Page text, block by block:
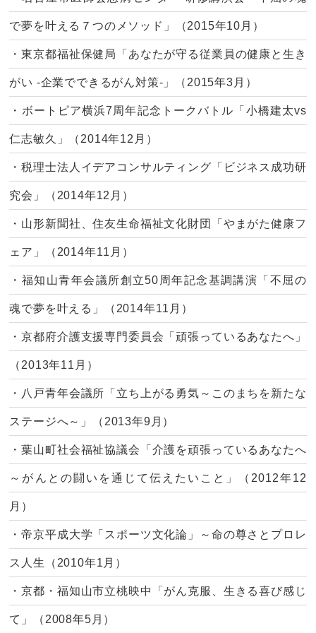
で夢を叶える７つのメソッド」（2015年10月）
・東京都福祉保健局「あなたが守る従業員の健康と生き
がい -企業でできるがん対策-」（2015年3月）
・ボートピア横浜7周年記念トークバトル「小橋建太vs
仁志敏久」（2014年12月）
・税理士法人イデアコンサルティング「ビジネス成功研
究会」（2014年12月）
・山形新聞社、住友生命福祉文化財団「やまがた健康フ
ェア」（2014年11月）
・福知山青年会議所創立50周年記念基調講演「不屈の
魂で夢を叶える」（2014年11月）
・京都府介護支援専門委員会「頑張っているあなたへ」
（2013年11月）
・八戸青年会議所「立ち上がる勇気～このまちを新たな
ステージへ～」（2013年9月）
・葉山町社会福祉協議会「介護を頑張っているあなたへ
～がんとの闘いを通じて伝えたいこと」（2012年12
月）
・帝京平成大学「スポーツ文化論」～命の尊さとプロレ
ス人生（2010年1月）
・京都・福知山市立桃映中「がん克服、生きる喜び感じ
て」（2008年5月）